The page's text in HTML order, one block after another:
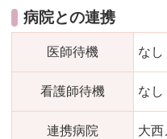
病院との連携
医師待機 なし
看護師待機 なし
連携病院 大西